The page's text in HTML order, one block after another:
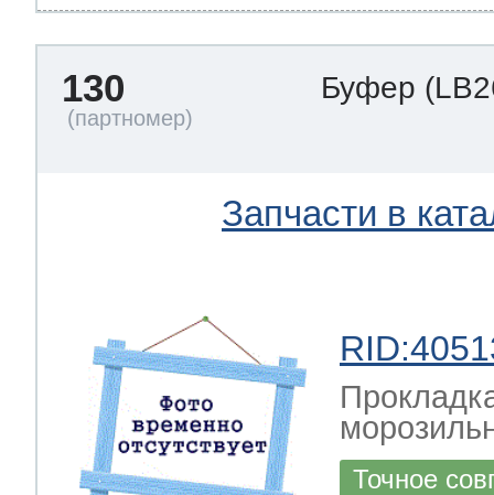
130 Буфер
Запчасти в
Точное